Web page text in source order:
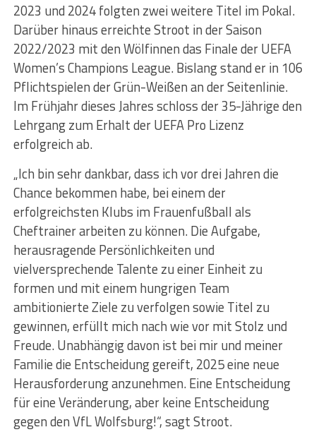
2023 und 2024 folgten zwei weitere Titel im Pokal.
Darüber hinaus erreichte Stroot in der Saison
2022/2023 mit den Wölfinnen das Finale der UEFA
Women’s Champions League. Bislang stand er in 106
Pflichtspielen der Grün-Weißen an der Seitenlinie.
Im Frühjahr dieses Jahres schloss der 35-Jährige den
Lehrgang zum Erhalt der UEFA Pro Lizenz
erfolgreich ab.
„Ich bin sehr dankbar, dass ich vor drei Jahren die
Chance bekommen habe, bei einem der
erfolgreichsten Klubs im Frauenfußball als
Cheftrainer arbeiten zu können. Die Aufgabe,
herausragende Persönlichkeiten und
vielversprechende Talente zu einer Einheit zu
formen und mit einem hungrigen Team
ambitionierte Ziele zu verfolgen sowie Titel zu
gewinnen, erfüllt mich nach wie vor mit Stolz und
Freude. Unabhängig davon ist bei mir und meiner
Familie die Entscheidung gereift, 2025 eine neue
Herausforderung anzunehmen. Eine Entscheidung
für eine Veränderung, aber keine Entscheidung
gegen den VfL Wolfsburg!“, sagt Stroot.